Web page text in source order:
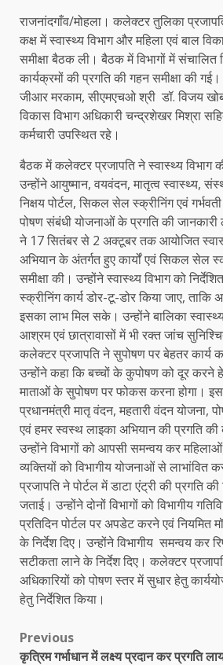
राजनांदगाँव/मोहला। कलेक्टर तुलिका
कक्ष में स्वास्थ्य विभाग और महिला एवं बाल
समीक्षा बैठक ली। बैठक में विभागों में
कार्यक्रमों की प्रगति की गहन समीक्षा की
जीआर मरकाम, सीएमएचओ श्री डॉ. विजय
विकास विभाग अधिकारी चन्द्रशेखर मिश्रा
कर्मचारी उपस्थित रहे।
बैठक में कलेक्टर प्रजापति ने स्वास्थ्य विभाग
उन्होंने आयुष्मान, वयवंदन, मातृत्व स्वास्थ्य,
निक्षय पोर्टल, सिकल सेल स्क्रीनिंग एवं
पोषण संबंधी योजनाओं के प्रगति की
ने 17 सितंबर से 2 अक्टूबर तक आयोजित
अभियान के अंतर्गत हुए कार्यों एवं सिकल सेल
समीक्षा की। उन्होंने स्वास्थ्य विभाग को
स्क्रीनिंग कार्य डोर-टू-डोर किया जाए,
इसका लाभ मिल सके। उन्होंने बालिका
आश्रम एवं छात्रावासों में भी रक्त जांच
कलेक्टर प्रजापति ने सुपोषण पर बेहतर कार्य
उन्होंने कहा कि बच्चों के कुपोषण को दूर करने
माताओं के सुपोषण पर फोकस करना होगा। इस
प्रधानमंत्री मातृ वंदन, महतारी वंदन योजना,
एवं हमर स्वस्थ लाइका अभियान की प्रगति की
उन्होंने विभागों को आपसी समन्वय कर
व्यक्तियों को विभागीय योजनाओं से लाभांवित
प्रजापति ने पोर्टल में डाटा एंट्री की प्रगति की
जताई। उन्होंने दोनों विभागों को विभागीय
प्रतिदिन पोर्टल पर अपडेट करने एवं नियमित
के निर्देश दिए। उन्होंने विभागीय समन्वय कर
सटीकता लाने के निर्देश दिए। कलेक्टर
अधिकारियों को पोषण स्तर में सुधार हेतु
हेतु निर्देशित किया।
Post
Previous
कृत्रिम गर्भाधान में लक्ष्य प्रदान कर प्रगति